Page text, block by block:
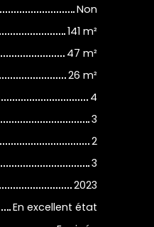
Non
141 m²
47 m²
26 m²
4
3
2
3
2023
En excellent état